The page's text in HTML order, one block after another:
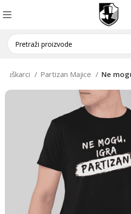
Muškarci Partizan Majice Ne